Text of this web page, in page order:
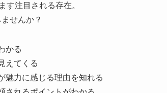
す注目される存在。
せんか？
かる
えてくる
魅力に感じる理由を知れる